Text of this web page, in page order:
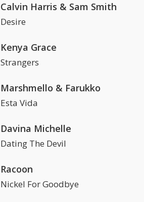
Calvin Harris & Sam Smith
Desire
Kenya Grace
Strangers
Marshmello & Farukko
Esta Vida
Davina Michelle
Dating The Devil
Racoon
Nickel For Goodbye